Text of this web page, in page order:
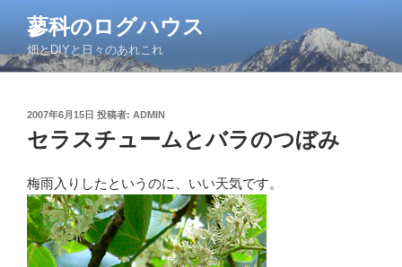
テ
ン
蓼科のログハウス
畑とDIYと日々のあれこれ
投
稿
日:
2007年6月15日 投稿者: ADMIN
セラスチュームとバラのつぼみ
梅雨入りしたというのに、いい天気です。